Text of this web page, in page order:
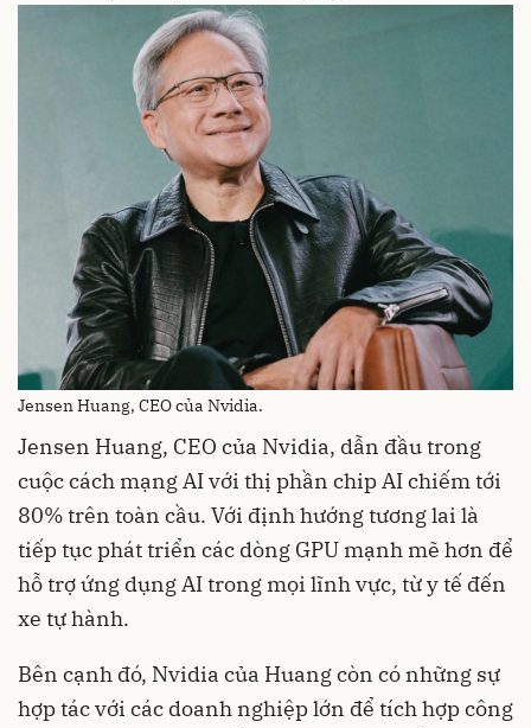
Jensen Huang, CEO của Nvidia.
Jensen Huang, CEO của Nvidia, dẫn đầu trong
cuộc cách mạng AI với thị phần chip AI chiếm tới
80% trên toàn cầu. Với định hướng tương lai là
tiếp tục phát triển các dòng GPU mạnh mẽ hơn để
hỗ trợ ứng dụng AI trong mọi lĩnh vực, từ y tế đến
xe tự hành.
Bên cạnh đó, Nvidia của Huang còn có những sự
hợp tác với các doanh nghiệp lớn để tích hợp công